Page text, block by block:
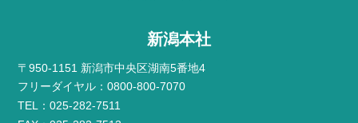
新潟本社
〒950-1151 新潟市中央区湖南5番地4
フリーダイヤル：0800-800-7070
TEL：025-282-7511